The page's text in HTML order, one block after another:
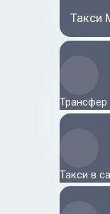
Такси
Трансфер
Такси в